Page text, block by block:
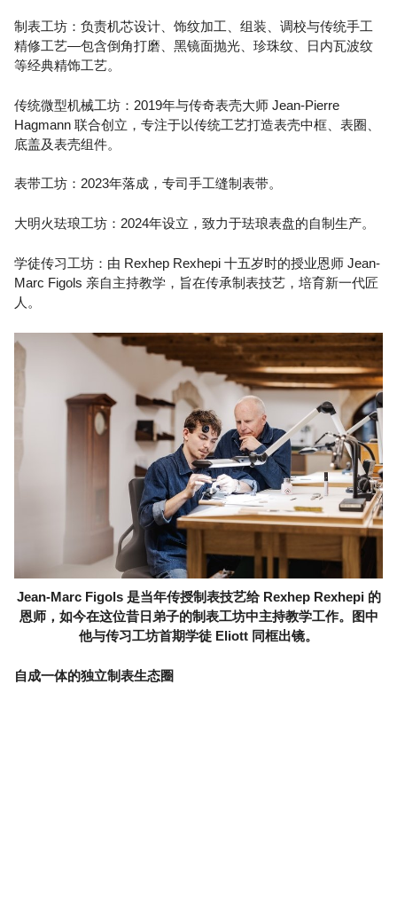
制表工坊：负责机芯设计、饰纹加工、组装、调校与传统手工
精修工艺—包含倒角打磨、黑镜面抛光、珍珠纹、日内瓦波纹
等经典精饰工艺。
传统微型机械工坊：2019年与传奇表壳大师 Jean-Pierre
Hagmann 联合创立，专注于以传统工艺打造表壳中框、表圈、
底盖及表壳组件。
表带工坊：2023年落成，专司手工缝制表带。
大明火珐琅工坊：2024年设立，致力于珐琅表盘的自制生产。
学徒传习工坊：由 Rexhep Rexhepi 十五岁时的授业恩师 Jean-
Marc Figols 亲自主持教学，旨在传承制表技艺，培育新一代匠
人。
Jean-Marc Figols 是当年传授制表技艺给 Rexhep Rexhepi 的
恩师，如今在这位昔日弟子的制表工坊中主持教学工作。图中
他与传习工坊首期学徒 Eliott 同框出镜。
自成一体的独立制表生态圈